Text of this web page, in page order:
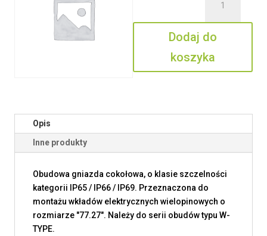
CHPW
16
LS
Dodaj do
koszyka
Opis
Inne produkty
Obudowa gniazda cokołowa, o klasie szczelności
kategorii IP65 / IP66 / IP69. Przeznaczona do
montażu wkładów elektrycznych wielopinowych o
rozmiarze "77.27". Należy do serii obudów typu W-
TYPE.